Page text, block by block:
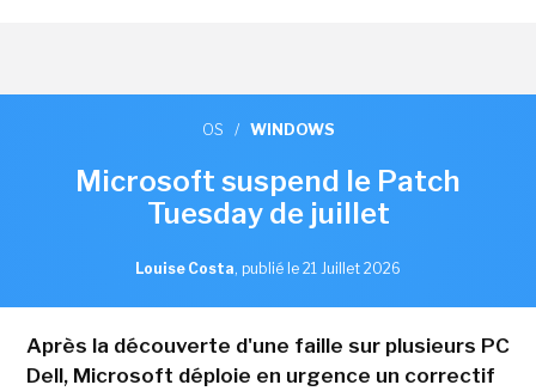
OS / WINDOWS
Microsoft suspend le Patch
Tuesday de juillet
Louise Costa, publié le 21 Juillet 2026
Après la découverte d'une faille sur plusieurs PC
Dell, Microsoft déploie en urgence un correctif